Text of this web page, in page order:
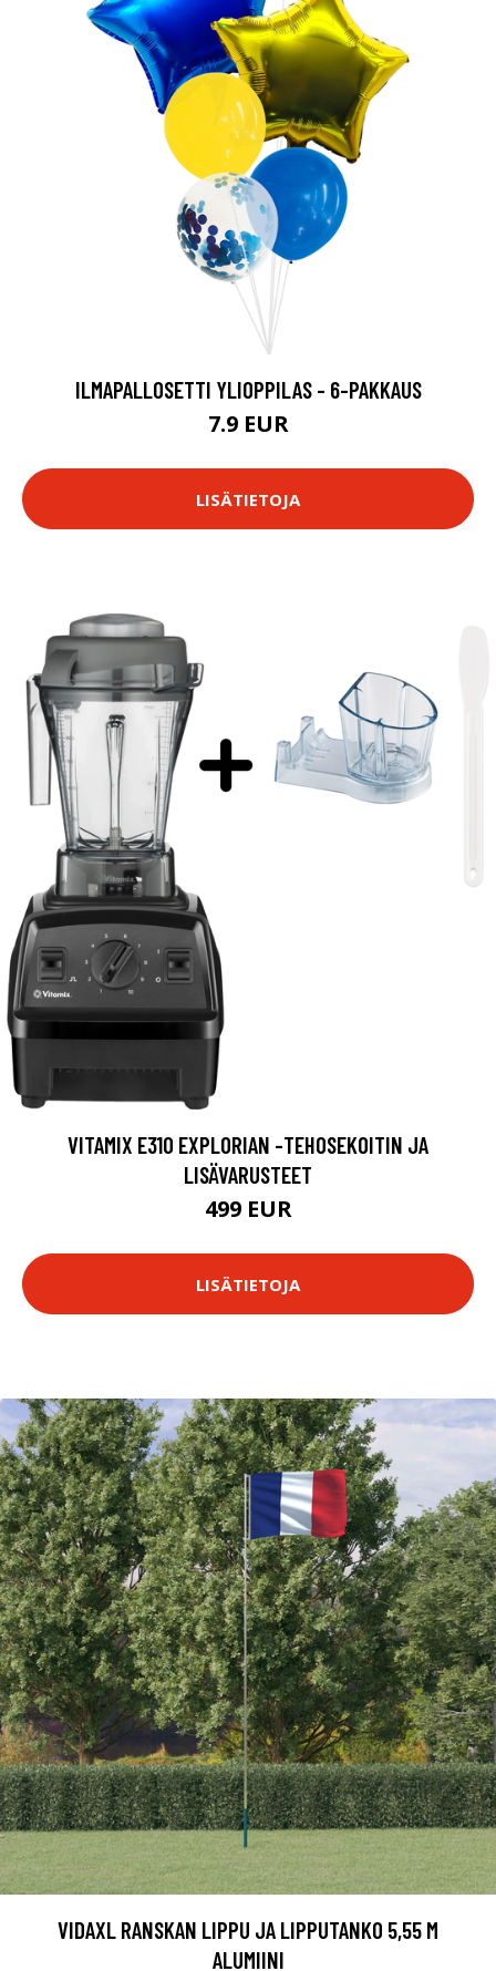
ILMAPALLOSETTI YLIOPPILAS - 6-PAKKAUS
7.9 EUR
LISÄTIETOJA
VITAMIX E310 EXPLORIAN -TEHOSEKOITIN JA
LISÄVARUSTEET
499 EUR
LISÄTIETOJA
VIDAXL RANSKAN LIPPU JA LIPPUTANKO 5,55 M
ALUMIINI